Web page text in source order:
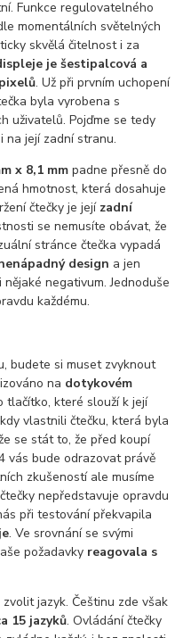
Funkce regulovatelného
momentálních světelných
skvělá čitelnost i za
je šestipalcová a
. Už při prvním uchopení
byla vyrobena s
uživatelů. Pojďme se tedy
na její zadní stranu.
x 8,1 mm padne přesně do
hmotnost, která dosahuje
čtečky je její zadní
se nemusíte obávat, že
stránce čtečka vypadá
design a jen
negativum. Jednoduše
každému.
budete si muset zvyknout
na dotykovém
tlačítko, které slouží k její
vlastnili čtečku, která byla
se stát to, že před koupí
vás bude odrazovat právě
zkušeností ale musíme
nepředstavuje opravdu
při testování překvapila
. Ve srovnání se svými
požadavky reagovala s
jazyk. Češtinu zde však
15 jazyků. Ovládání čtečky